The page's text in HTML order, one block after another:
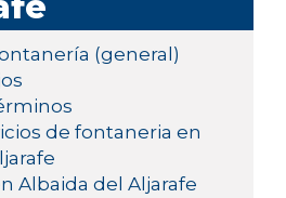
(general)
de fontaneria en
Albaida del Aljarafe